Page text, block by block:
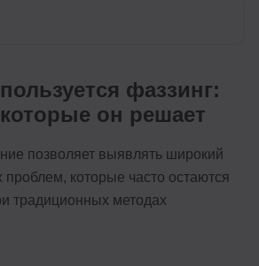
фаззинг:
он решает
позволяет выявлять широкий
проблем, которые часто остаются
традиционных методах